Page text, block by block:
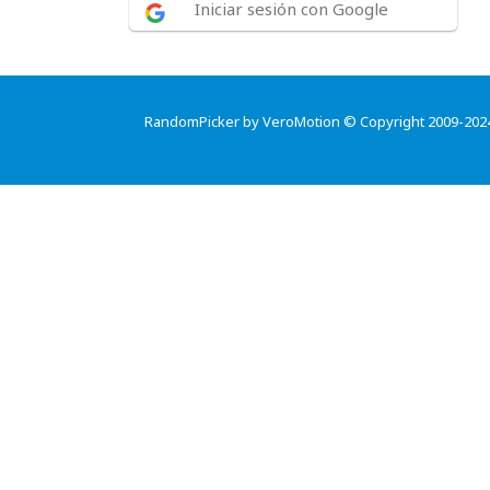
Iniciar sesión con Google
RandomPicker by VeroMotion © Copyright 2009-